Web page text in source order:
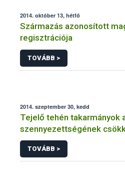
2014. október 13, hétfő
Származás azonosított
regisztrációja
TOVÁBB >
2014. szeptember 30, kedd
Tejelő tehén takarmányok
szennyezettségének
TOVÁBB >